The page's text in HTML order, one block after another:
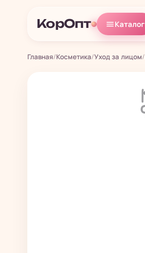
КорОпт Каталог
Главная/Косметика/Уход за лицом/